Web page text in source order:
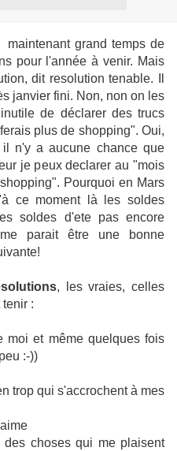
maintenant grand temps de
pour l'année à venir. Mais
dit resolution tenable. Il
janvier fini. Non, non on les
de déclarer des trucs
plus de shopping". Oui,
n'y a aucune chance que
je peux declarer au "mois
Pourquoi en Mars
ce moment là les soldes
soldes d'ete pas encore
parait être une bonne
, les vraies, celles
:
moi et même quelques fois
:-))
trop qui s'accrochent à mes
choses qui me plaisent